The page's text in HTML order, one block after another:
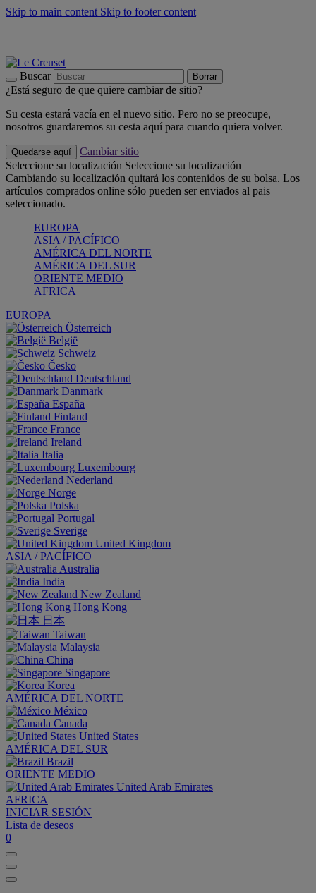
Skip to main content Skip to footer content
Buscar Borrar
¿Está seguro de que quiere cambiar de sitio?
Su cesta estará vacía en el nuevo sitio. Pero no se preocupe,
nosotros guardaremos su cesta aquí para cuando quiera volver.
Quedarse aquí
Cambiar sitio
Seleccione su localización Seleccione su localización
Cambiando su localización quitará los contenidos de su bolsa. Los
artículos comprados online sólo pueden ser enviados al pais
seleccionado.
EUROPA
ASIA / PACÍFICO
AMÉRICA DEL NORTE
AMÉRICA DEL SUR
ORIENTE MEDIO
AFRICA
EUROPA
Österreich
België
Schweiz
Česko
Deutschland
Danmark
España
Finland
France
Ireland
Italia
Luxembourg
Nederland
Norge
Polska
Portugal
Sverige
United Kingdom
ASIA / PACÍFICO
Australia
India
New Zealand
Hong Kong
日本
Taiwan
Malaysia
China
Singapore
Korea
AMÉRICA DEL NORTE
México
Canada
United States
AMÉRICA DEL SUR
Brazil
ORIENTE MEDIO
United Arab Emirates
AFRICA
INICIAR SESIÓN
Lista de deseos
0